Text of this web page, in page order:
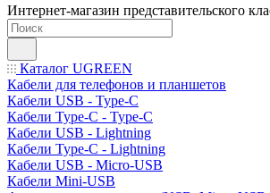
Интернет-магазин представительского
Каталог UGREEN
Кабели для телефонов и планшетов
Кабели USB - Type-C
Кабели Type-C - Type-C
Кабели USB - Lightning
Кабели Type-C - Lightning
Кабели USB - Micro-USB
Кабели Mini-USB